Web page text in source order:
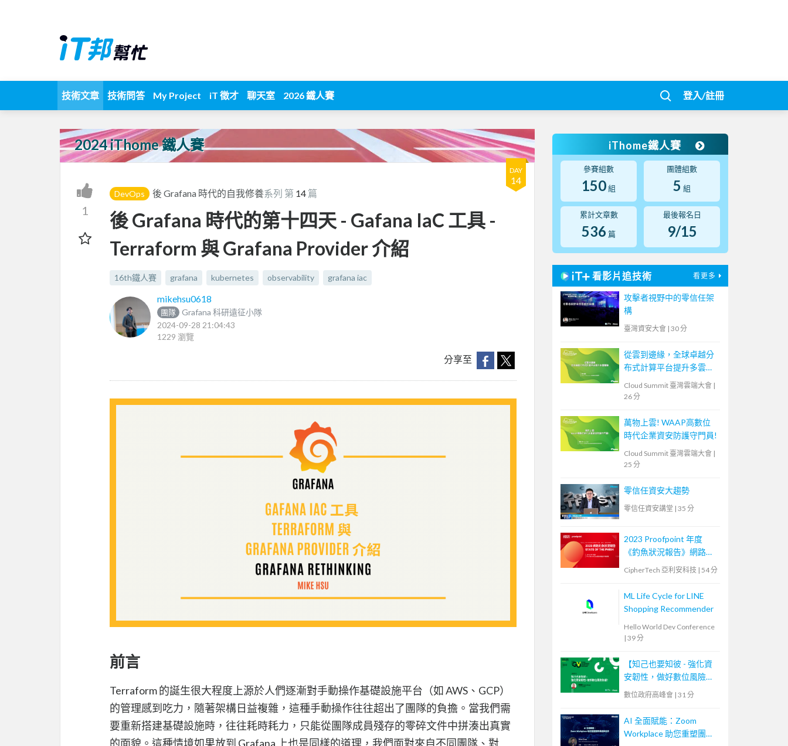
技術文章 技術問答 My Project iT 徵才 聊天室 2026 鐵人賽 登入/註冊
2024 iThome 鐵人賽
DAY
14
1
DevOps 後 Grafana 時代的自我修養系列 第 14 篇
後 Grafana 時代的第十四天 - Gafana IaC 工具 -
Terraform 與 Grafana Provider 介紹
16th鐵人賽 grafana kubernetes observability grafana iac
mikehsu0618
團隊
Grafana 科研遠征小隊
2024-09-28 21:04:43
1229 瀏覽
分享至
前言
Terraform 的誕生很大程度上源於人們逐漸對手動操作基礎設施平台（如 AWS、GCP）
的管理感到吃力，隨著架構日益複雜，這種手動操作往往超出了團隊的負擔。當我們需
要重新搭建基礎設施時，往往耗時耗力，只能從團隊成員殘存的零碎文件中拼湊出真實
的面貌。這種情境如果放到 Grafana 上也是同樣的道理，我們面對來自不同團隊、對
iThome鐵人賽
參賽組數
150組
團體組數
5 組
累計文章數
536 篇
最後報名日
9/15
看影片追技術 看更多
攻擊者視野中的零信任架
構
臺灣資安大會 | 30 分
從雲到邊緣，全球卓越分
布式計算平台提升多雲體
Cloud Summit 臺灣雲端大會 |
26 分
萬物上雲! WAAP高數位
時代企業資安防護守門員!
Cloud Summit 臺灣雲端大會 |
25 分
零信任資安大趨勢
零信任資安講堂 | 35 分
2023 Proofpoint 年度
《釣魚狀況報告》網路研
CipherTech 亞利安科技 | 54 分
ML Life Cycle for LINE
Shopping Recommender
Hello World Dev Conference
| 39 分
【知己也要知彼 - 強化資
安韌性，做好數位風險防
護！】
數位政府高峰會 | 31 分
AI 全面賦能：Zoom
Workplace 助您重塑團隊